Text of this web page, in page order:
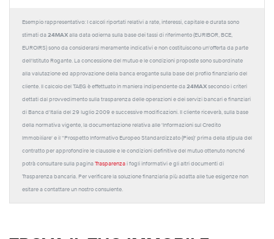
Esempio rappresentativo: I calcoli riportati relativi a rate, interessi, capitale e durata sono
stimati da 24MAX alla data odierna sulla base dei tassi di riferimento (EURIBOR, BCE,
EUROIRS) sono da considerarsi meramente indicativi e non costituiscono un'offerta da parte
dell'Istituto Rogante. La concessione del mutuo e le condizioni proposte sono subordinate
alla valutazione ed approvazione della banca erogante sulla base del profilo finanziario del
cliente. Il calcolo del TAEG è effettuato in maniera indipendente da 24MAX secondo i criteri
dettati dal provvedimento sulla trasparenza delle operazioni e dei servizi bancari e finanziari
di Banca d'Italia del 29 luglio 2009 e successive modificazioni. Il cliente riceverà, sulla base
della normativa vigente, la documentazione relativa alle 'Informazioni sul Credito
Immobiliare' e il “Prospetto Informativo Europeo Standardizzato (Pies)' prima della stipula del
contratto per approfondire le clausole e le condizioni definitive del mutuo ottenuto nonché
potrà consultare sulla pagina Trasparenza i fogli informativi e gli altri documenti di
Trasparenza bancaria. Per verificare la soluzione finanziaria più adatta alle tue esigenze non
esitare a contattare un nostro consulente.